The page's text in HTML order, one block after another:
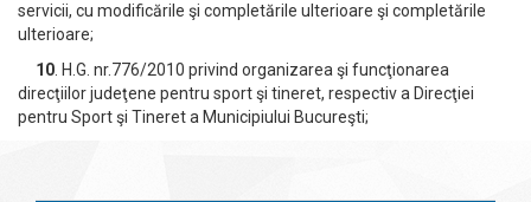
servicii, cu modificările şi completările ulterioare şi completările
ulterioare;
10 . H.G. nr.776/2010 privind organizarea şi funcţionarea
direcţiilor judeţene pentru sport şi tineret, respectiv a Direcţiei
pentru Sport şi Tineret a Municipiului Bucureşti;